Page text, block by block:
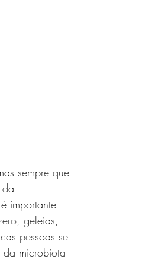
sempre que
importante
geleias,
pessoas se
da microbiota